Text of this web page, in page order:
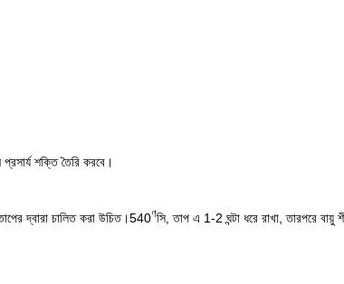
শক্তি তৈরি করবে।
দ্বারা চালিত করা উচিত।540ণসি, তাপ এ 1-2 ঘন্টা ধরে রাখা, তারপরে বায়ু